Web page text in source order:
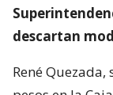
descartan
René